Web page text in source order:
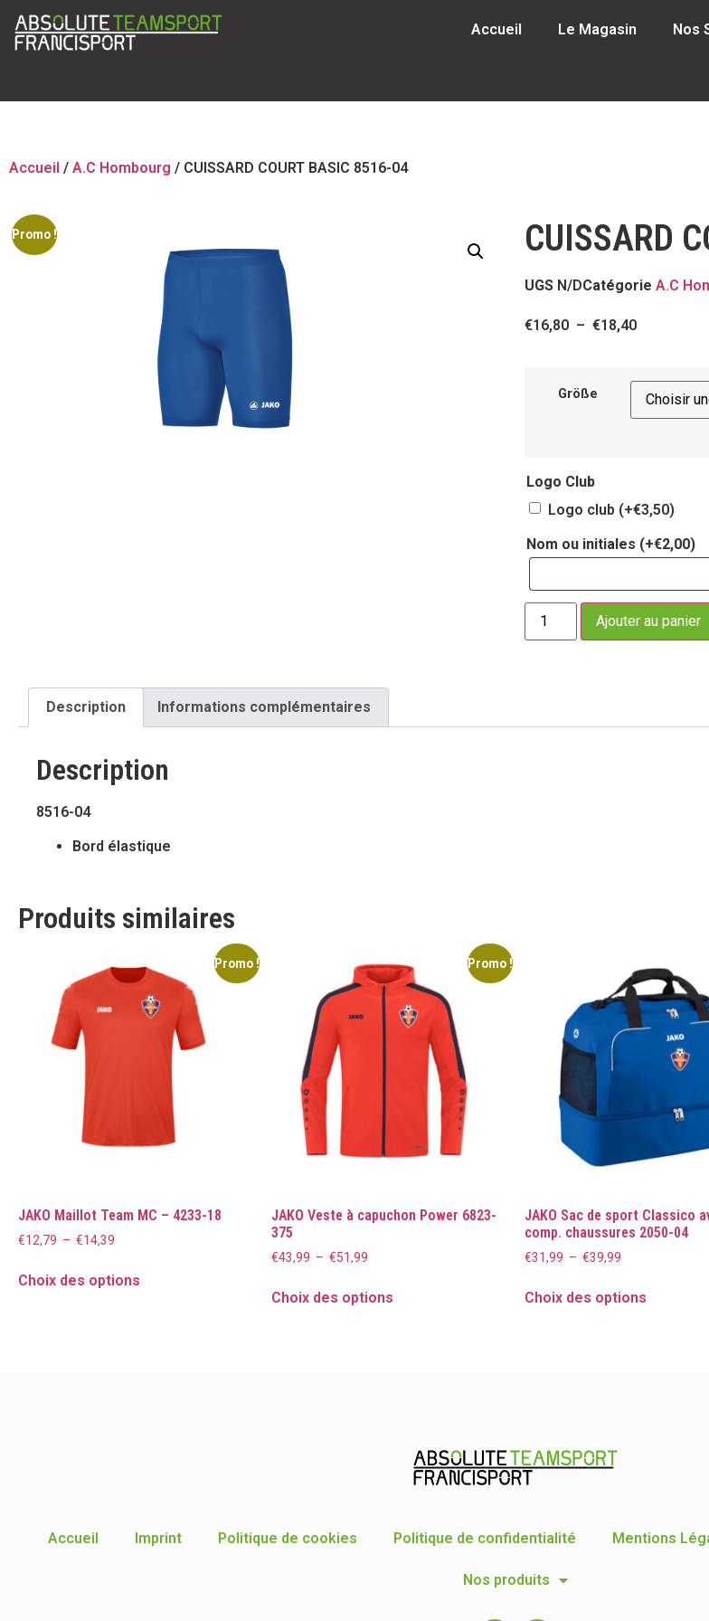
Accueil Le Magasin Nos
Accueil / A.C Hombourg / CUISSARD COURT BASIC 8516-04
Promo ! CUISSARD
UGS N/DCatégorie A.C
€16,80 – €18,40
Größe
Logo Club
Logo club (+€3,50)
Nom ou initiales (+€2,00)
Ajouter au panier
Description Informations complémentaires
Description
8516-04
Bord élastique
Produits similaires
Promo !
JAKO Maillot Team MC – 4233-18
€12,79 – €14,39
Choix des options
Promo !
JAKO Veste à capuchon Power 6823-
375
€43,99 – €51,99
Choix des options
JAKO Sac de sport Classico
comp. chaussures 2050-04
€31,99 – €39,99
Choix des options
Accueil Imprint Politique de cookies Politique de confidentialité Mentions
Nos produits